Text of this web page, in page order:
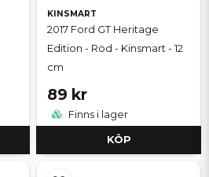
KINSMART
2017 Ford GT Heritage
Edition - Röd - Kinsmart - 12
cm
89 kr
Finns i lager
KÖP